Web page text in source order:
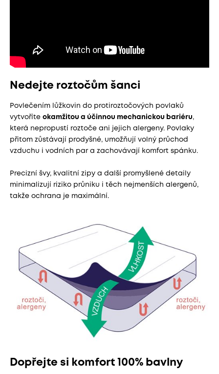
Nedejte roztočům šanci
Povlečením lůžkovin do protiroztočových povlaků
vytvoříte okamžitou a účinnou mechanickou bariéru,
která nepropustí roztoče ani jejich alergeny. Povlaky
přitom zůstávají prodyšné, umožňují volný průchod
vzduchu i vodních par a zachovávají komfort spánku.
Precizní švy, kvalitní zipy a další promyšlené detaily
minimalizují riziko průniku i těch nejmenších alergenů,
takže ochrana je maximální.
Dopřejte si komfort 100% bavlny